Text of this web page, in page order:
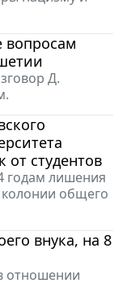
вопросам
Д.
от студентов
годам лишения
общего
внука, на 8
отношении